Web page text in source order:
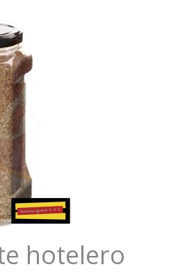
hotelero